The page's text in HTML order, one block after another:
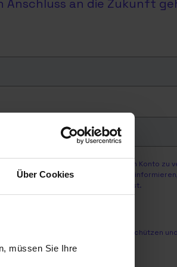
Über Cookies
müssen Sie Ihre
Anschluss an die Zukunft
Daten nur, um Dein Konto zu
sowie andere Inhalte
von uns kontaktiert werden möchtest.
dazu, wie wir Deine Privatsphäre schützen und